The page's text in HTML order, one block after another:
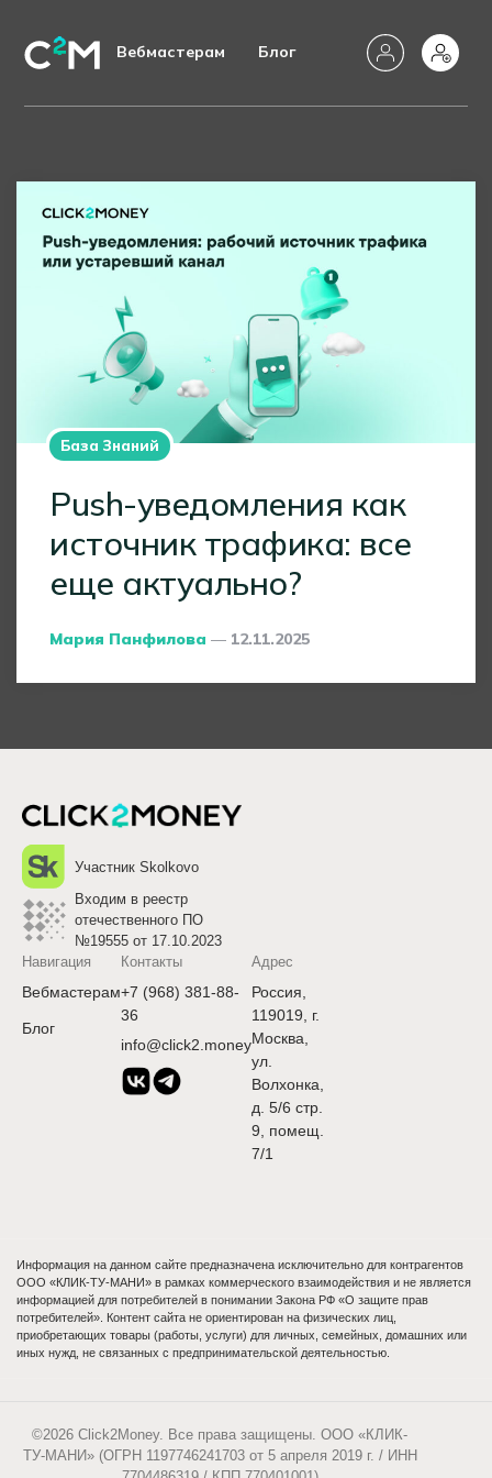
Вебмастерам Блог
База Знаний
Push-уведомления как
источник трафика: все
еще актуально?
Posted
Мария Панфилова 12.11.2025
Участник Skolkovo
Входим в реестр
отечественного ПО
№19555 от 17.10.2023
Навигация
Вебмастерам
Блог
Контакты
+7 (968) 381-88-
36
info@click2.money
Адрес
Россия,
119019, г.
Москва,
ул.
Волхонка,
д. 5/6 стр.
9, помещ.
7/1
Информация на данном сайте предназначена исключительно для контрагентов
ООО «КЛИК-ТУ-МАНИ» в рамках коммерческого взаимодействия и не является
информацией для потребителей в понимании Закона РФ «О защите прав
потребителей». Контент сайта не ориентирован на физических лиц,
приобретающих товары (работы, услуги) для личных, семейных, домашних или
иных нужд, не связанных с предпринимательской деятельностью.
©2026 Click2Money. Все права защищены. ООО «КЛИК-
ТУ-МАНИ» (ОГРН 1197746241703 от 5 апреля 2019 г. / ИНН